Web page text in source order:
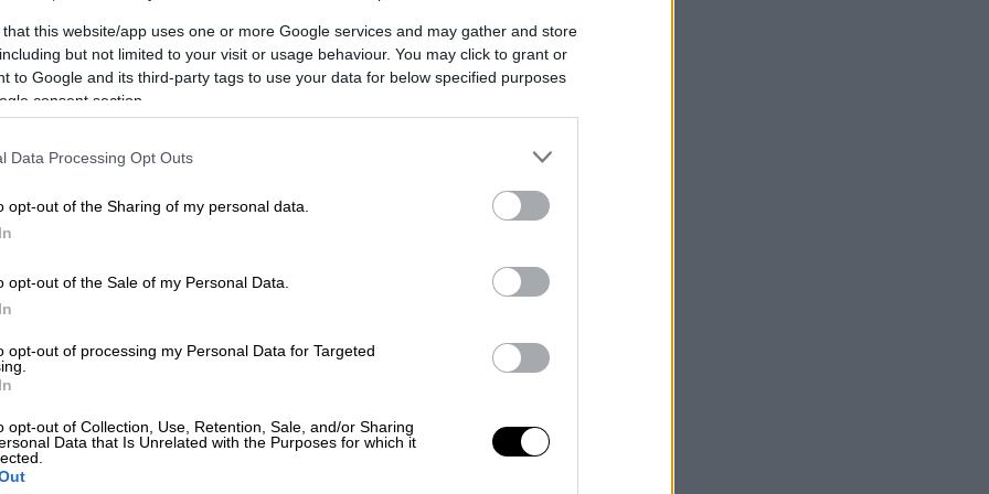
that this website/app uses one or more Google services and may gather and store
but not limited to your visit or usage behaviour. You may click to grant or
to Google and its third-party tags to use your data for below specified purposes
consent section.
Data Processing Opt Outs
opt-out of the Sharing of my personal data.
opt-out of the Sale of my Personal Data.
opt-out of processing my Personal Data for Targeted
opt-out of Collection, Use, Retention, Sale, and/or Sharing
Data that Is Unrelated with the Purposes for which it
«Είχαμε λιγότερα αλλά
βαθύτερο»
τραυματισμός
φαίνεται και στις φωτογραφίες.